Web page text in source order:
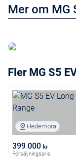
Mer om MG
Fler MG S5
Hedemora
399 000 kr
Försäljningspris